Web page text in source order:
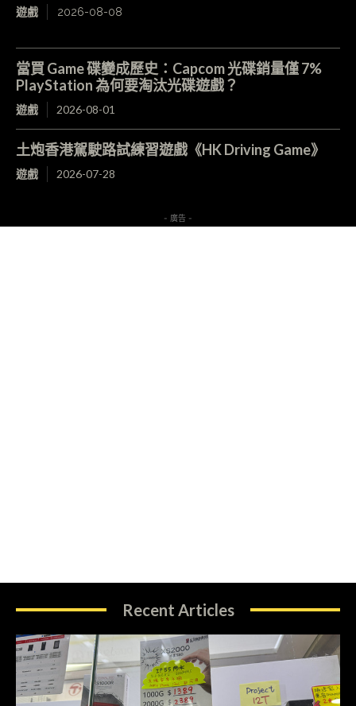
遊戲 2026-08-08
當買 Game 碟變成歷史：Capcom 光碟銷量僅 7%
PlayStation 為何要淘汰光碟遊戲？
遊戲 2026-08-01
土炮香港駕駛路試練習遊戲《HK Driving Game》
遊戲 2026-07-28
- 廣告 -
Recent Articles